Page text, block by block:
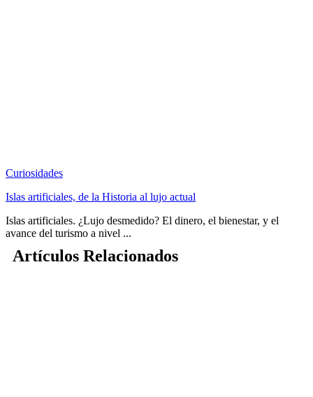
Curiosidades
Islas artificiales, de la Historia al lujo actual
Islas artificiales. ¿Lujo desmedido? El dinero, el bienestar, y el
avance del turismo a nivel ...
Artículos Relacionados